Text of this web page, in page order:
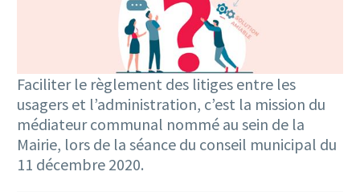
Faciliter le règlement des litiges entre les
usagers et l’administration, c’est la mission du
médiateur communal nommé au sein de la
Mairie, lors de la séance du conseil municipal du
11 décembre 2020.